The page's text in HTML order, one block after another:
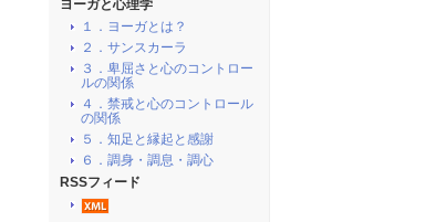
ヨーガと心理学
１．ヨーガとは？
２．サンスカーラ
３．卑屈さと心のコントロー
ルの関係
４．禁戒と心のコントロール
の関係
５．知足と縁起と感謝
６．調身・調息・調心
RSSフィード